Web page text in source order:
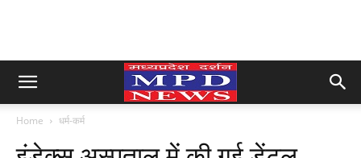
Home धर्म-कर्म